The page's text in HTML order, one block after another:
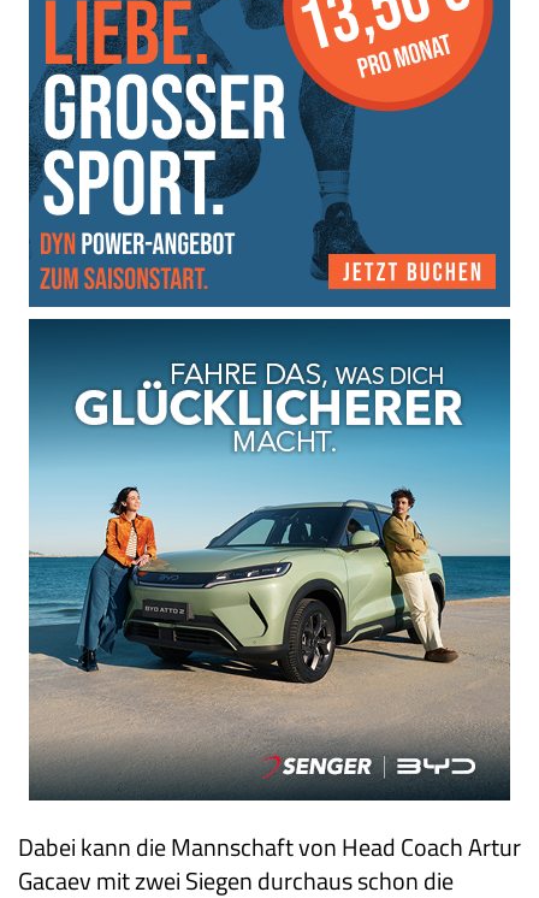
Dabei kann die Mannschaft von Head Coach Artur
Gacaev mit zwei Siegen durchaus schon die